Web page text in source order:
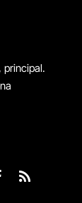
principal.
RSS